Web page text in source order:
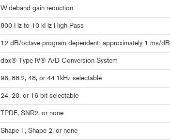
Wideband gain reduction
800 Hz to 10 kHz High Pass
12 dB/octave program-dependent; approximately 1 ms/dB
dbx® Type IV® A/D Conversion System
96, 88.2, 48, or 44.1kHz selectable
24, 20, or 16 bit selectable
TPDF, SNR2, or none
Shape 1, Shape 2, or none